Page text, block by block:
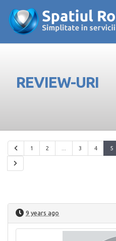
REVIEW-URI
1 2 3 4 5
9 years ago